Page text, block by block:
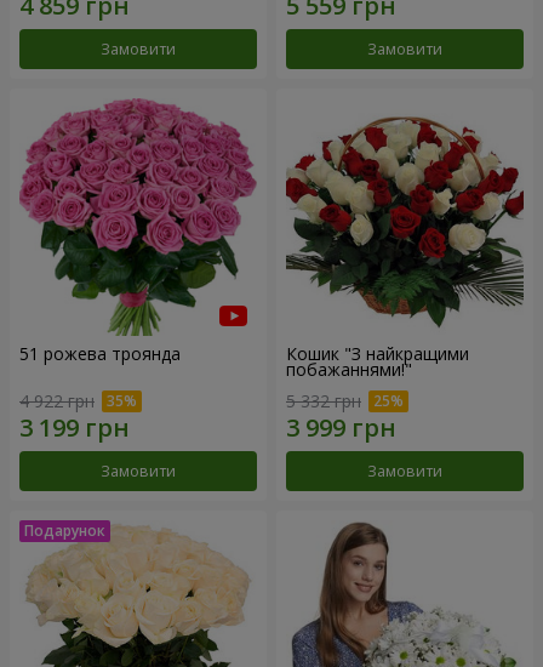
Замовити Замовити
51 рожева троянда
4 922 грн
Замовити
Кошик "З найкращими
побажаннями!"
5 332 грн
Замовити